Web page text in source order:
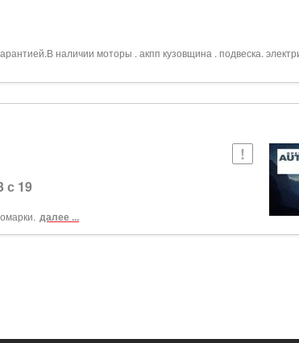
наличии моторы . акпп кузовщина . подвеска.
с 19
далее ...